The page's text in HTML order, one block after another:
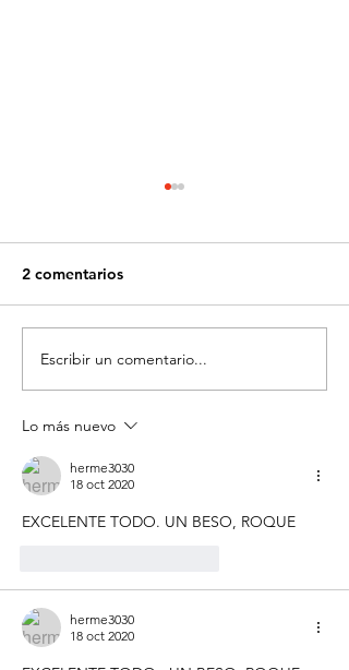
Irredentos sueltos en
Florencia. Viajar en
que crece.
2 comentarios
Escribir un comentario...
Lo más nuevo
herme3030
18 oct 2020
EXCELENTE TODO. UN BESO, ROQUE
herme3030
18 oct 2020